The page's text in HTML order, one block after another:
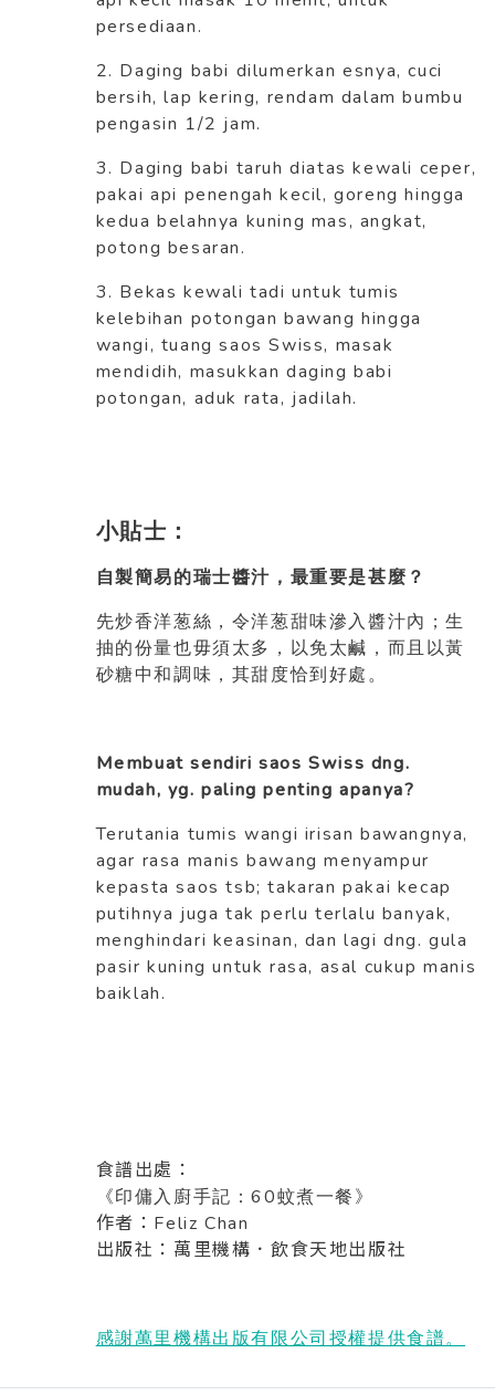
persediaan.
2. Daging babi dilumerkan esnya, cuci
bersih, lap kering, rendam dalam bumbu
pengasin 1/2 jam.
3. Daging babi taruh diatas kewali ceper,
pakai api penengah kecil, goreng hingga
kedua belahnya kuning mas, angkat,
potong besaran.
3. Bekas kewali tadi untuk tumis
kelebihan potongan bawang hingga
wangi, tuang saos Swiss, masak
mendidih, masukkan daging babi
potongan, aduk rata, jadilah.
小貼士：
自製簡易的瑞士醬汁，最重要是甚麼？
先炒香洋葱絲，令洋葱甜味滲入醬汁內；生
抽的份量也毋須太多，以免太鹹，而且以黃
砂糖中和調味，其甜度恰到好處。
Membuat sendiri saos Swiss dng.
mudah, yg. paling penting apanya?
Terutania tumis wangi irisan bawangnya,
agar rasa manis bawang menyampur
kepasta saos tsb; takaran pakai kecap
putihnya juga tak perlu terlalu banyak,
menghindari keasinan, dan lagi dng. gula
pasir kuning untuk rasa, asal cukup manis
baiklah.
食譜出處：
《印傭入廚手記：60蚊煮一餐》
作者：Feliz Chan
出版社：萬里機構．飲食天地出版社
感謝萬里機構出版有限公司授權提供食譜。